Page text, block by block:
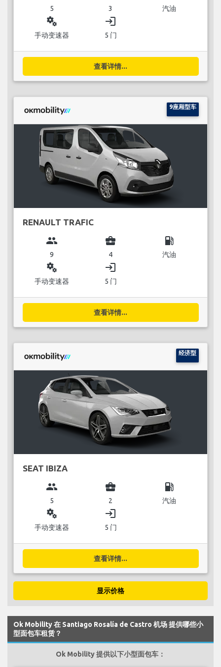
5 3 汽油
miscellaneous_services
手动变速器
login
5 门
查看详情...
9座厢型车
RENAULT TRAFIC
group
9
business_center
4
local_gas_station
汽油
miscellaneous_services
手动变速器
login
5 门
查看详情...
经济型
SEAT IBIZA
group
5
business_center
2
local_gas_station
汽油
miscellaneous_services
手动变速器
login
5 门
查看详情...
显示价格
Ok Mobility 在 Santiago Rosalía de Castro 机场 提供哪些小
型面包车租赁？
Ok Mobility 提供以下小型面包车：